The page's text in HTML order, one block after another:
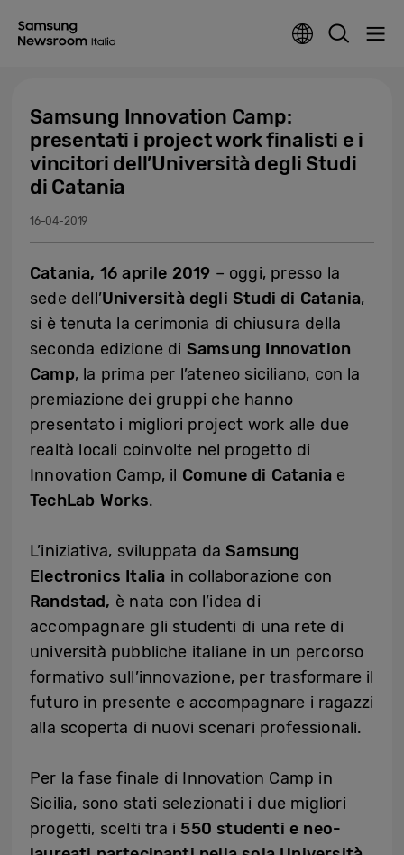
Samsung Innovation Camp:
presentati i project work finalisti e i
vincitori dell’Università degli Studi
di Catania
16-04-2019
Catania, 16 aprile 2019 – oggi, presso la
sede dell’Università degli Studi di Catania,
si è tenuta la cerimonia di chiusura della
seconda edizione di Samsung Innovation
Camp, la prima per l’ateneo siciliano, con la
premiazione dei gruppi che hanno
presentato i migliori project work alle due
realtà locali coinvolte nel progetto di
Innovation Camp, il Comune di Catania e
TechLab Works.
L’iniziativa, sviluppata daSamsung
Electronics Italia in collaborazione con
Randstad, è nata con l’idea di
accompagnare gli studenti di una rete di
università pubbliche italiane in un percorso
formativo sull’innovazione, per trasformare il
futuro in presente e accompagnare i ragazzi
alla scoperta di nuovi scenari professionali.
Per la fase finale di Innovation Camp in
Sicilia, sono stati selezionati i due migliori
progetti, scelti tra i550 studenti e neo-